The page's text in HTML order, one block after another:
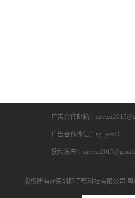
广告合作邮箱：
广告合作微信：sg_yezi3
投稿发布：
版权所有@深圳椰子帮科技有限公司 粤